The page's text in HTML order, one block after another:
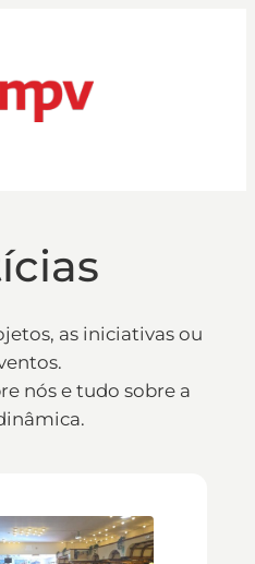
as iniciativas ou
nós e tudo sobre a